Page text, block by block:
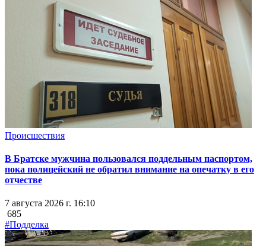
Происшествия
В Братске мужчина пользовался поддельным паспортом,
пока полицейский не обратил внимание на опечатку в его
отчестве
7 августа 2026 г. 16:10
685
#Подделка